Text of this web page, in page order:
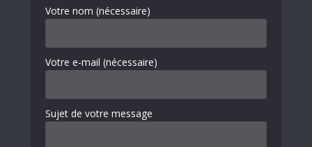
Votre nom (nécessaire)
Votre e-mail (nécessaire)
Sujet de votre message